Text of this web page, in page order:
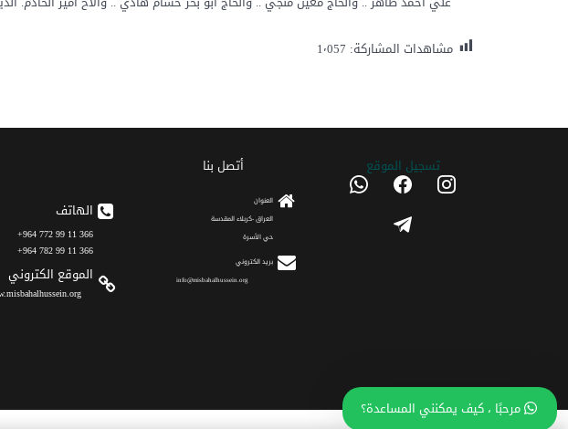
مشاهدات المشاركة: 1٬057
تسجیل الموقعinstagram
facebook
whatsapp
telegram
أتصل بنا
العنوان
العراق -كربلاء المقدسة
حي الأسرة
برید الکتروني
info@misbahalhussein.org
الهاتف
366 11 99 772 964+
366 11 99 782 964+
الموقع الکتروني
مرحبًا ، كيف يمكنني المساعدة؟